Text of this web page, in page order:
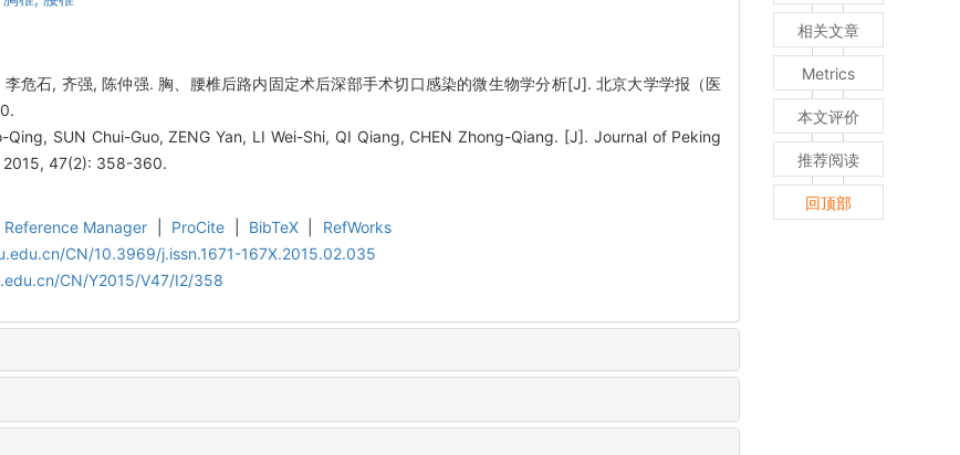
危石, 齐强, 陈仲强. 胸、腰椎后路内固定术后深部手术切口感染的微生物学分析[J]. 北京大学学报（医
Qing, SUN Chui-Guo, ZENG Yan, LI Wei-Shi, QI Qiang, CHEN Zhong-Qiang. [J]. Journal of Peking
2015, 47(2): 358-360.
Reference Manager ProCite BibTeX
RefWorks
CN/10.3969/j.issn.1671-167X.2015.02.035
CN/Y2015/V47/I2/358
相关文章
Metrics
本文评价
推荐阅读
回顶部